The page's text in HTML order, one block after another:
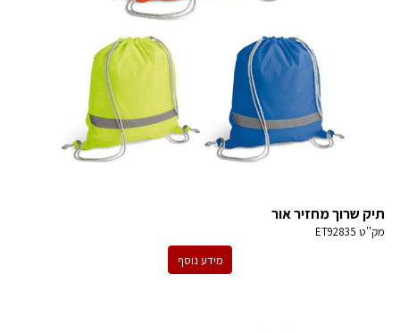
תיק שרוך מחזיר אור
מק''ט ET92835
מידע נוסף